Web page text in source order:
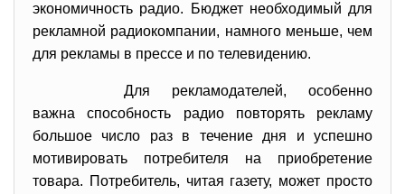
экономичность радио. Бюджет необходимый для
рекламной радиокомпании, намного меньше, чем
для рекламы в прессе и по телевидению.
Для рекламодателей, особенно
важна способность радио повторять рекламу
большое число раз в течение дня и успешно
мотивировать потребителя на приобретение
товара. Потребитель, читая газету, может просто